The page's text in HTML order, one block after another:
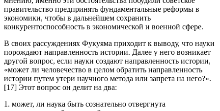
правительство предпринять фундаментальные реформы в
экономики, чтобы в дальнейшем сохранить
конкурентоспособность в экономической и военной сфере.
В своих рассуждениях Фукуяма приходит к выводу, что науки
порождают направленность истории. Далее у него возникает
другой вопрос, если науки создают направленность истории,
«может ли человечество в целом обратить направленность
истории путем утери научного метода или запрета на него?».
[17] Этот вопрос он делит на два:
1. может, ли наука быть сознательно отвергнута